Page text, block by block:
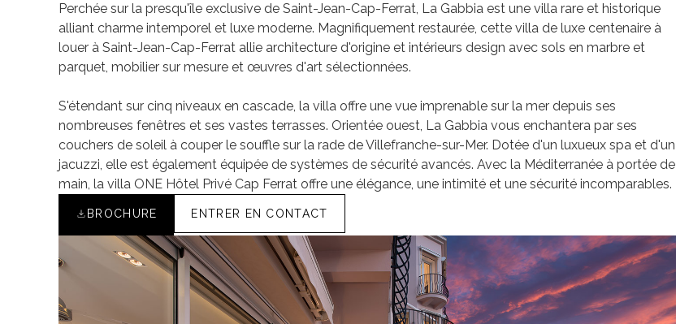
Perchée sur la presqu'île exclusive de Saint-Jean-Cap-Ferrat, La Gabbia est une villa rare et historique
alliant charme intemporel et luxe moderne. Magnifiquement restaurée, cette villa de luxe centenaire à
louer à Saint-Jean-Cap-Ferrat allie architecture d'origine et intérieurs design avec sols en marbre et
parquet, mobilier sur mesure et œuvres d'art sélectionnées.
S'étendant sur cinq niveaux en cascade, la villa offre une vue imprenable sur la mer depuis ses
nombreuses fenêtres et ses vastes terrasses. Orientée ouest, La Gabbia vous enchantera par ses
couchers de soleil à couper le souffle sur la rade de Villefranche-sur-Mer. Dotée d'un luxueux spa et d'un
jacuzzi, elle est également équipée de systèmes de sécurité avancés. Avec la Méditerranée à portée de
main, la villa ONE Hôtel Privé Cap Ferrat offre une élégance, une intimité et une sécurité incomparables.
BROCHURE ENTRER EN CONTACT